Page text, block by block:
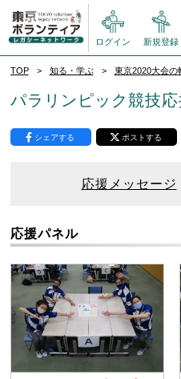
ログイン 新規登録
TOP 知る・学ぶ 東京2020大会の
パラリンピック競技応
シェアする ポストする
応援メッセージ
応援パネル